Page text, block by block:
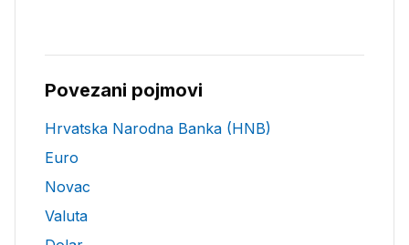
Povezani pojmovi
Hrvatska Narodna Banka (HNB)
Euro
Novac
Valuta